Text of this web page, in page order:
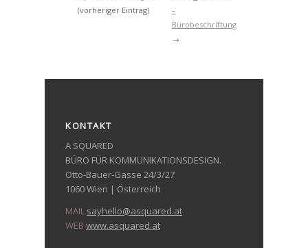
(vorheriger Eintrag)
–
Bürobeschriftung
→
KONTAKT
A SQUARED
BÜRO FÜR KOMMUNIKATIONSDESIGN.
Otto-Bauer-Gasse 24/3/27
1060 Wien | Österreich
MAIL sayhello@asquared.at
WEB www.asquared.at